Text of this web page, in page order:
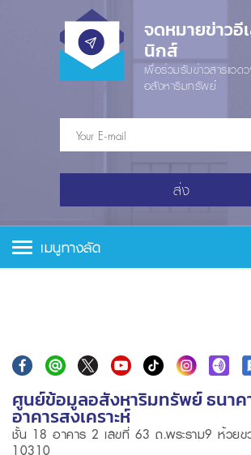
จดหมายข่าวอี
นิกส์
เพื่อร่วมรับข่าวสารแวด
อสังหาริมทรัพย์
ส่ง
เมนูทางลัด
ศูนย์ข้อมูลอสังหาริมทรัพย์ ธนาค
อาคารสงเคราะห์
ชั้น 18 อาคาร 2 เลขที่ 63 ถ.พระราม9 ห้วยข
10310